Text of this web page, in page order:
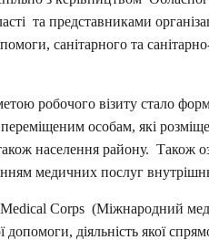
та представниками
санітарного та
робочого візиту стало
особам, які
населення району. Також
медичних послуг
Corps (Міжнародний
допомоги, діяльність якої